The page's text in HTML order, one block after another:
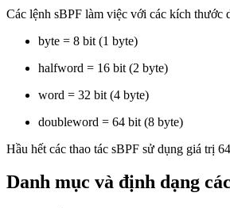
Các lệnh sBPF làm việc với các kích thước
byte = 8 bit (1 byte)
halfword = 16 bit (2 byte)
word = 32 bit (4 byte)
doubleword = 64 bit (8 byte)
Hầu hết các thao tác sBPF sử dụng giá trị
Danh mục và định dạng